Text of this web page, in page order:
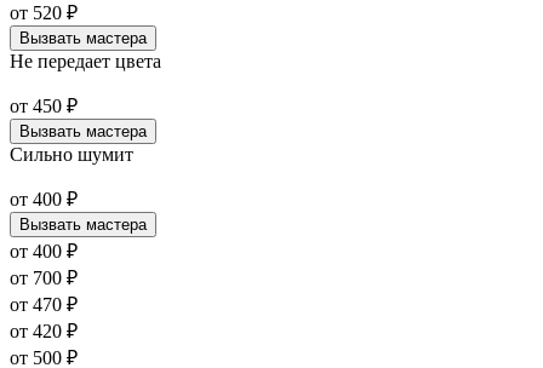
от 520 ₽
Вызвать мастера
Не передает цвета
от 450 ₽
Вызвать мастера
Сильно шумит
от 400 ₽
Вызвать мастера
от 400 ₽
от 700 ₽
от 470 ₽
от 420 ₽
от 500 ₽